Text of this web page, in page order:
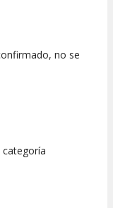
no se
categoría